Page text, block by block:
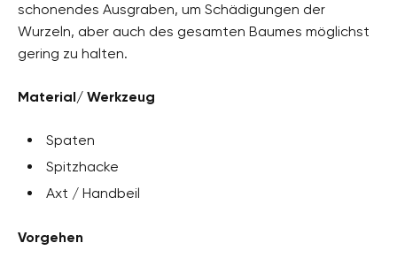
schonendes Ausgraben, um Schädigungen der
Wurzeln, aber auch des gesamten Baumes möglichst
gering zu halten.
Material/ Werkzeug
Spaten
Spitzhacke
Axt / Handbeil
Vorgehen